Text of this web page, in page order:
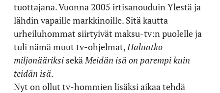
tuottajana. Vuonna 2005 irtisanouduin Ylestä ja
lähdin vapaille markkinoille. Sitä kautta
urheiluhommat siirtyivät maksu-tv:n puolelle ja
tuli nämä muut tv-ohjelmat, Haluatko
miljonääriksi sekä Meidän isä on parempi kuin
teidän isä.
Nyt on ollut tv-hommien lisäksi aikaa tehdä